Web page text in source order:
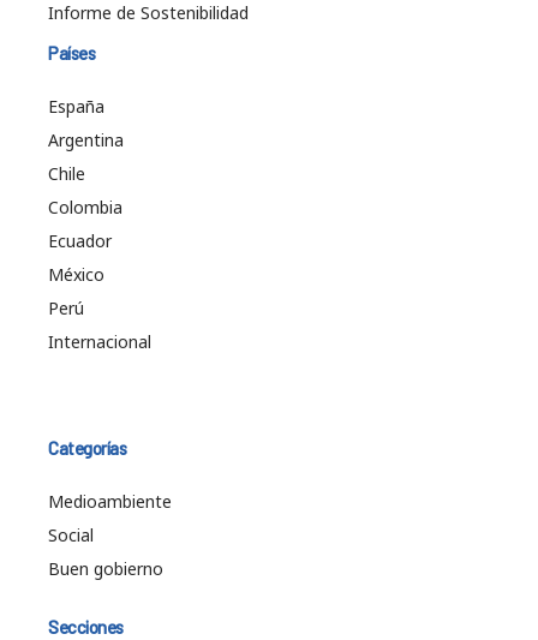
Informe de Sostenibilidad
Países
España
Argentina
Chile
Colombia
Ecuador
México
Perú
Internacional
Categorías
Medioambiente
Social
Buen gobierno
Secciones